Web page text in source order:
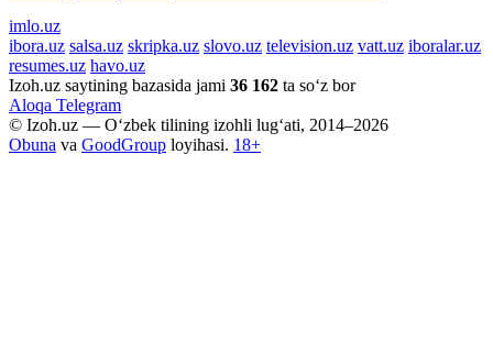
imlo.uz
ibora.uz salsa.uz skripka.uz slovo.uz television.uz vatt.uz iboralar.uz
resumes.uz havo.uz
Izoh.uz saytining bazasida jami 36 162 ta so‘z bor
Aloqa Telegram
© Izoh.uz — O‘zbek tilining izohli lug‘ati, 2014–2026
Obuna va GoodGroup loyihasi. 18+